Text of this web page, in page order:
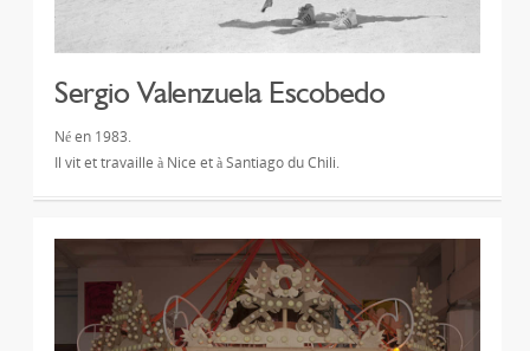
Sergio Valenzuela Escobedo
Né en 1983.
Il vit et travaille à Nice et à Santiago du Chili.